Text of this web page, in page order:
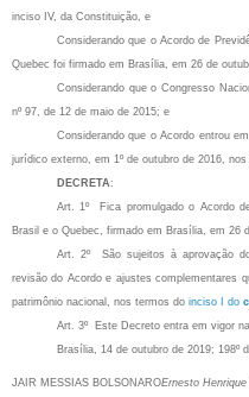
inciso IV, da Constituição, e
Considerando que o Acordo de
Quebec foi firmado em Brasília, em 26 de
Considerando que o Congresso
nº 97, de 12 de maio de 2015; e
Considerando que o Acordo entrou
jurídico externo, em 1º de outubro de 2016,
DECRETA:
Art. 1º Fica promulgado o Acordo
Brasil e o Quebec, firmado em Brasília, em 26
Art. 2º São sujeitos à aprovação
revisão do Acordo e ajustes complementares
patrimônio nacional, nos termos do inciso I do
Art. 3º Este Decreto entra em vigor
Brasília, 14 de outubro de 2019; 198º
JAIR MESSIAS BOLSONAROErnesto